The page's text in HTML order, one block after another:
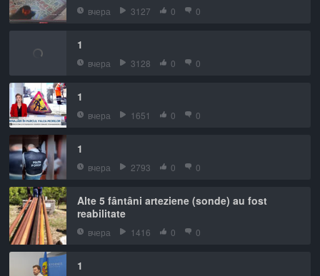
вчера 3127 0 0
1
вчера 3128 0 0
1
вчера 1651 0 0
1
вчера 2793 0 0
Alte 5 fântâni arteziene (sonde) au fost
reabilitate
вчера 1416 0 0
1